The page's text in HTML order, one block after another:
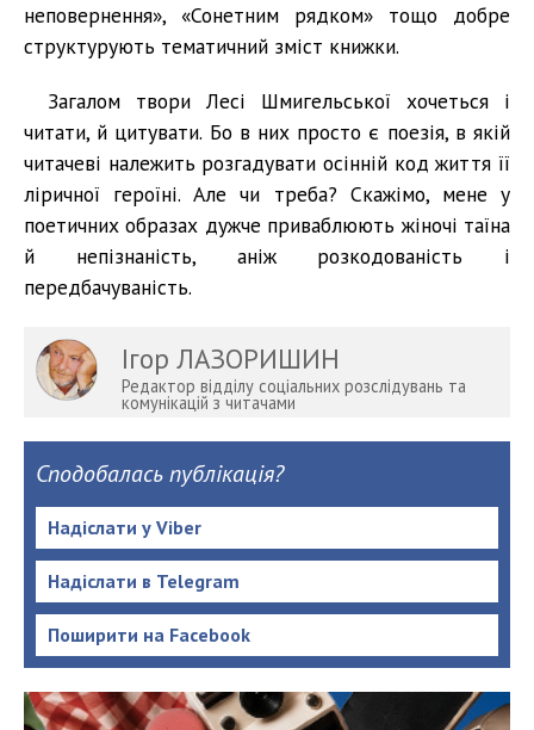
неповернення», «Сонетним рядком» тощо добре
структурують тематичний зміст книжки.
Загалом твори Лесі Шмигельської хочеться і
читати, й цитувати. Бо в них просто є поезія, в якій
читачеві належить розгадувати осінній код життя її
ліричної героїні. Але чи треба? Скажімо, мене у
поетичних образах дужче приваблюють жіночі таїна
й непізнаність, аніж розкодованість і
передбачуваність.
Ігор ЛАЗОРИШИН
Редактор відділу соціальних розслідувань та
комунікацій з читачами
Сподобалась публікація?
Надіслати у Viber
Надіслати в Telegram
Поширити на Facebook